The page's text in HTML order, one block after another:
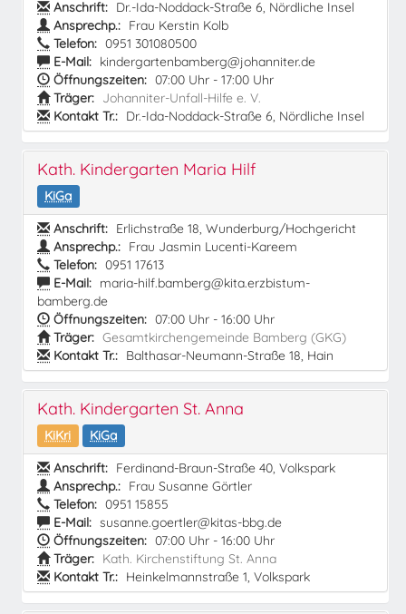
Anschrift: Dr.-Ida-Noddack-Straße 6, Nördliche Insel
Ansprechp.: Frau Kerstin Kolb
Telefon: 0951 301080500
E-Mail: kindergartenbamberg@johanniter.de
Öffnungszeiten: 07:00 Uhr - 17:00 Uhr
Träger: Johanniter-Unfall-Hilfe e. V.
Kontakt Tr.: Dr.-Ida-Noddack-Straße 6, Nördliche Insel
Kath. Kindergarten Maria Hilf
KiGa
Anschrift: Erlichstraße 18, Wunderburg/Hochgericht
Ansprechp.: Frau Jasmin Lucenti-Kareem
Telefon: 0951 17613
E-Mail: maria-hilf.bamberg@kita.erzbistum-
bamberg.de
Öffnungszeiten: 07:00 Uhr - 16:00 Uhr
Träger: Gesamtkirchengemeinde Bamberg (GKG)
Kontakt Tr.: Balthasar-Neumann-Straße 18, Hain
Kath. Kindergarten St. Anna
KiKri
KiGa
Anschrift: Ferdinand-Braun-Straße 40, Volkspark
Ansprechp.: Frau Susanne Görtler
Telefon: 0951 15855
E-Mail: susanne.goertler@kitas-bbg.de
Öffnungszeiten: 07:00 Uhr - 16:00 Uhr
Träger: Kath. Kirchenstiftung St. Anna
Kontakt Tr.: Heinkelmannstraße 1, Volkspark